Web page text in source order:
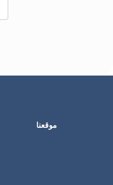
موقعنا